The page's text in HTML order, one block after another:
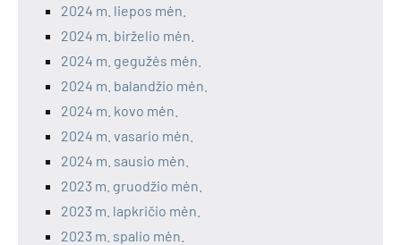
2024 m. liepos mėn.
2024 m. birželio mėn.
2024 m. gegužės mėn.
2024 m. balandžio mėn.
2024 m. kovo mėn.
2024 m. vasario mėn.
2024 m. sausio mėn.
2023 m. gruodžio mėn.
2023 m. lapkričio mėn.
2023 m. spalio mėn.